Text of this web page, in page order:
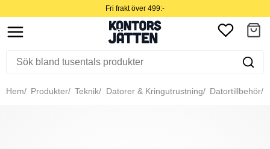
Fri frakt över 499:-
Hem Produkter Teknik Datorer & Kringutrustning Datortillbehör